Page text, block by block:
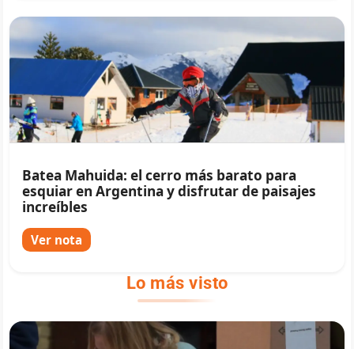
Batea Mahuida: el cerro más barato para
esquiar en Argentina y disfrutar de paisajes
increíbles
Ver nota
Lo más visto